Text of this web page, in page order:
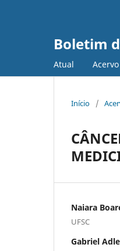
Boletim
Atual Acervo
Início /
Naiara
UFSC
Gabriel